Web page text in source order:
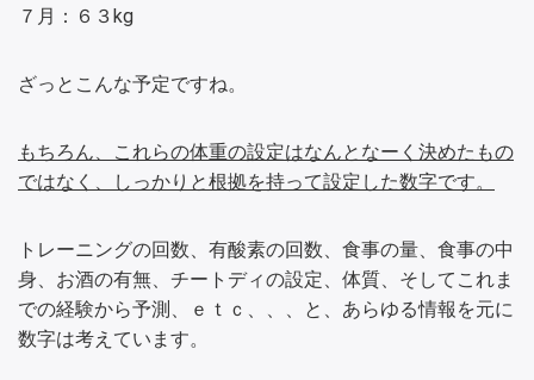
７月：６３kg
ざっとこんな予定ですね。
もちろん、これらの体重の設定はなんとなーく決めたもの
ではなく、しっかりと根拠を持って設定した数字です。
トレーニングの回数、有酸素の回数、食事の量、食事の中
身、お酒の有無、チートディの設定、体質、そしてこれま
での経験から予測、ｅｔｃ、、、と、あらゆる情報を元に
数字は考えています。